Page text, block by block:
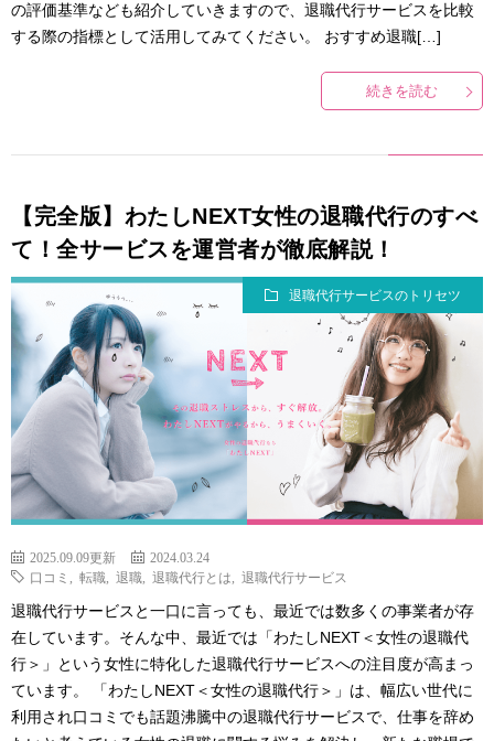
の評価基準なども紹介していきますので、退職代行サービスを比較
する際の指標として活用してみてください。 おすすめ退職[…]
続きを読む
【完全版】わたしNEXT女性の退職代行のすべ
て！全サービスを運営者が徹底解説！
退職代行サービスのトリセツ
2025.09.09更新
2024.03.24
口コミ
転職 退職 退職代行とは 退職代行サービス
退職代行サービスと一口に言っても、最近では数多くの事業者が存
在しています。そんな中、最近では「わたしNEXT＜女性の退職代
行＞」という女性に特化した退職代行サービスへの注目度が高まっ
ています。 「わたしNEXT＜女性の退職代行＞」は、幅広い世代に
利用され口コミでも話題沸騰中の退職代行サービスで、仕事を辞め